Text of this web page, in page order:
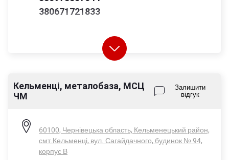
380671721833
Сб - 08:00-14:00
Кельменці, металобаза, МСЦ
ЧМ
Залишити
відгук
60100, Чернівецька область, Кельменецький район,
смт.Кельменці, вул. Сагайдачного, будинок № 94,
корпус В